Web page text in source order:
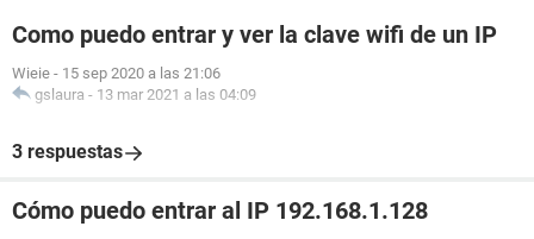
En caso de que su presencia no podrá ser eficaz, Por favor
envíenos su pasaporte o prueba de identificación para (LEY
DE BENEFICIARIO) documento que le permitirá Disfrute de
su ganancia.
Quiero aconsejarle cuota que se le cobrará el
establecimiento de esta ley.
ENVÍANOS ESTA JAULA CON SU RESPUESTA
Como puedo entrar y ver la clave wifi de un IP
Wieie - 15 sep 2020 a las 21:06
gslaura - 13 mar 2021 a las 04:09
3 respuestas
Cómo puedo entrar al IP 192.168.1.128